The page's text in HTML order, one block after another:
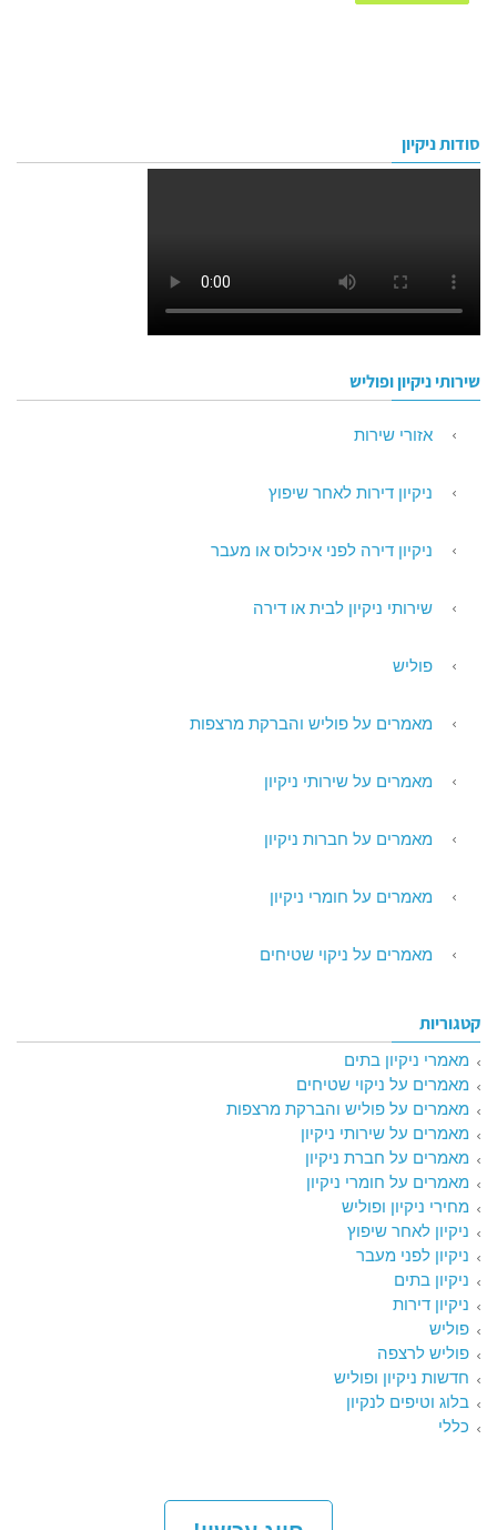
סודות ניקיון
שירותי ניקיון ופוליש
אזורי שירות
ניקיון דירות לאחר שיפוץ
ניקיון דירה לפני איכלוס או מעבר
שירותי ניקיון לבית או דירה
פוליש
מאמרים על פוליש והברקת מרצפות
מאמרים על שירותי ניקיון
מאמרים על חברות ניקיון
מאמרים על חומרי ניקיון
מאמרים על ניקוי שטיחים
קטגוריות
מאמרי ניקיון בתים
מאמרים על ניקוי שטיחים
מאמרים על פוליש והברקת מרצפות
מאמרים על שירותי ניקיון
מאמרים על חברת ניקיון
מאמרים על חומרי ניקיון
מחירי ניקיון ופוליש
ניקיון לאחר שיפוץ
ניקיון לפני מעבר
ניקיון בתים
ניקיון דירות
פוליש
פוליש לרצפה
חדשות ניקיון ופוליש
בלוג וטיפים לנקיון
כללי